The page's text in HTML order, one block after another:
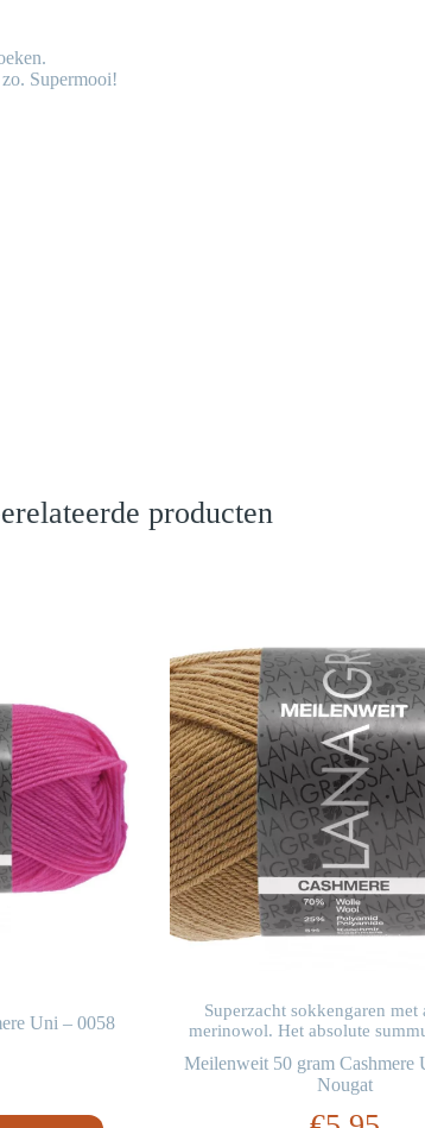
Supermooi!
producten
Uni – 0058
Superzacht sokkengaren met
merinowol. Het absolute
Meilenweit 50 gram Cashmere
Nougat